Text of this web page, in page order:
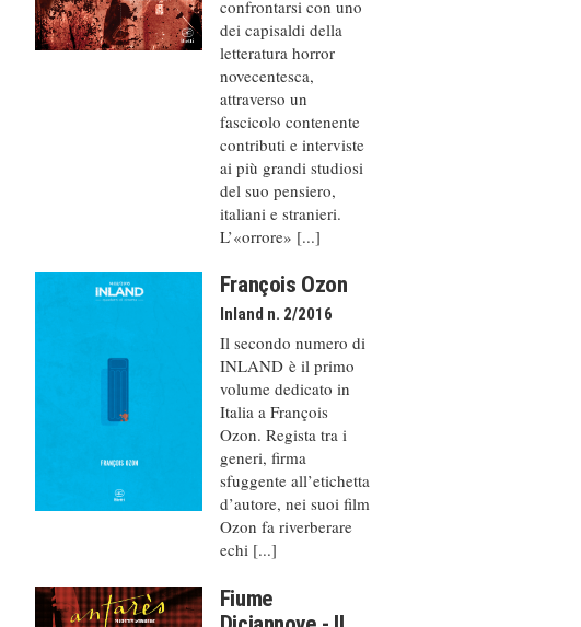
confrontarsi con uno
dei capisaldi della
letteratura horror
novecentesca,
attraverso un
fascicolo contenente
contributi e interviste
ai più grandi studiosi
del suo pensiero,
italiani e stranieri.
L’«orrore» [...]
François Ozon
Inland n. 2/2016
Il secondo numero di
INLAND è il primo
volume dedicato in
Italia a François
Ozon. Regista tra i
generi, firma
sfuggente all’etichetta
d’autore, nei suoi film
Ozon fa riverberare
echi [...]
Fiume